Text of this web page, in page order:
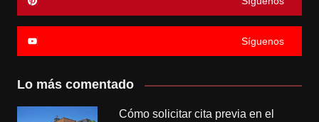
Síguenos
Lo más comentado
Cómo solicitar cita previa en el